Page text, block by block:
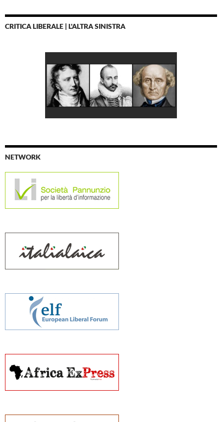
CRITICA LIBERALE | L'ALTRA SINISTRA
NETWORK